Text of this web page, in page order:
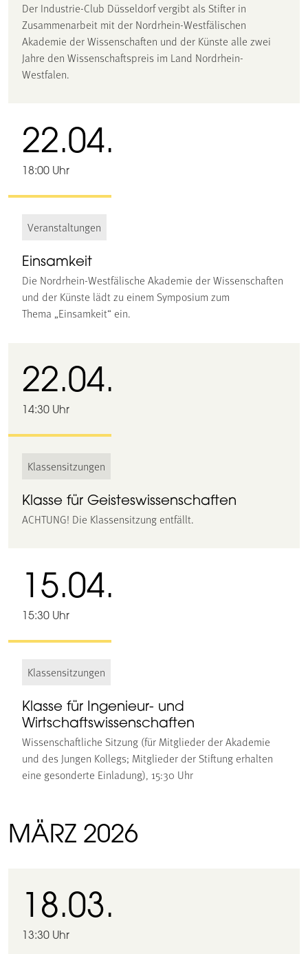
Der Industrie-Club Düsseldorf vergibt als Stifter in
Zusammenarbeit mit der Nordrhein-Westfälischen
Akademie der Wissenschaften und der Künste alle zwei
Jahre den Wissenschaftspreis im Land Nordrhein-
Westfalen.
22.04.
18:00 Uhr
Veranstaltungen
Einsamkeit
Die Nordrhein-Westfälische Akademie der Wissenschaften
und der Künste lädt zu einem Symposium zum
Thema „Einsamkeit“ ein.
22.04.
14:30 Uhr
Klassensitzungen
Klasse für Geisteswissenschaften
ACHTUNG! Die Klassensitzung entfällt.
15.04.
15:30 Uhr
Klassensitzungen
Klasse für Ingenieur- und
Wirtschaftswissenschaften
Wissenschaftliche Sitzung (für Mitglieder der Akademie
und des Jungen Kollegs; Mitglieder der Stiftung erhalten
eine gesonderte Einladung), 15:30 Uhr
MÄRZ 2026
18.03.
13:30 Uhr